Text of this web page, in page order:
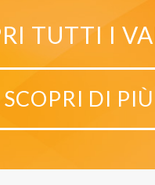
TUTTI I
SCOPRI DI PIÙ